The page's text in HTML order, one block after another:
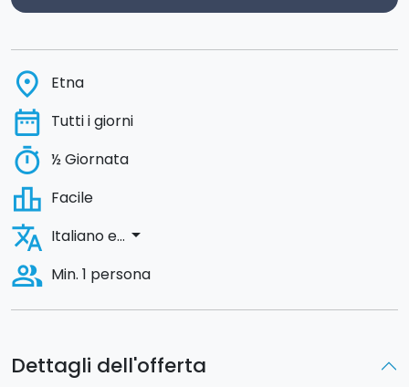
Dettagli dell'offerta
place Etna
date_range Tutti i giorni
timer ½ Giornata
leaderboard Facile
translate Italiano e... arrow_drop_down
people_alt Min. 1 persona